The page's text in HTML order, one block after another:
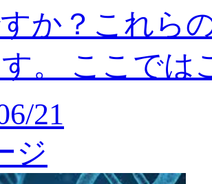
か？これら
。 ここでは
21
ジ